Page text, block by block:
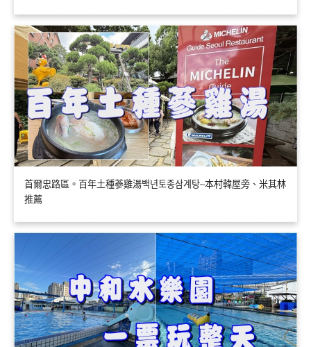
首爾忠路區。百年土種蔘雞湯백년토종삼계탕~本村韓屋旁、米其林
推薦